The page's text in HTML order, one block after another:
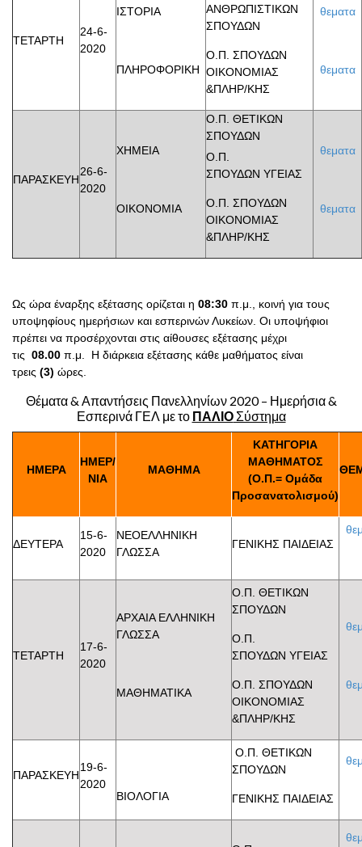
ΤΕΤΑΡΤΗ
24-6-
2020
ΙΣΤΟΡΙΑ
ΠΛΗΡΟΦΟΡΙΚΗ
ΑΝΘΡΩΠΙΣΤΙΚΩΝ
ΣΠΟΥΔΩΝ
Ο.Π. ΣΠΟΥΔΩΝ
ΟΙΚΟΝΟΜΙΑΣ
&ΠΛΗΡ/ΚΗΣ
θεματα
θεματα
ΠΑΡΑΣΚΕΥΗ
26-6-
2020
ΧΗΜΕΙΑ
ΟΙΚΟΝΟΜΙΑ
Ο.Π. ΘΕΤΙΚΩΝ
ΣΠΟΥΔΩΝ
Ο.Π.
ΣΠΟΥΔΩΝ ΥΓΕΙΑΣ
Ο.Π. ΣΠΟΥΔΩΝ
ΟΙΚΟΝΟΜΙΑΣ
&ΠΛΗΡ/ΚΗΣ
θεματα
θεματα
Ως ώρα έναρξης εξέτασης ορίζεται η 08:30 π.μ., κοινή για τους
υποψηφίους ημερήσιων και εσπερινών Λυκείων. Οι υποψήφιοι
πρέπει να προσέρχονται στις αίθουσες εξέτασης μέχρι
τις 08.00 π.μ. Η διάρκεια εξέτασης κάθε μαθήματος είναι
τρεις (3) ώρες.
Θέματα & Απαντήσεις Πανελληνίων 2020 – Ημερήσια &
Εσπερινά ΓΕΛ με το ΠΑΛΙΟΣύστημα
ΗΜΕΡΑ
ΗΜΕΡ/
ΝΙΑ
ΜΑΘΗΜΑ
ΚΑΤΗΓΟΡΙΑ
ΜΑΘΗΜΑΤΟΣ
(Ο.Π.= Ομάδα
Προσανατολισμού)
ΔΕΥΤΕΡΑ
15-6-
2020
ΝΕΟΕΛΛΗΝΙΚΗ
ΓΛΩΣΣΑ
ΓΕΝΙΚΗΣ ΠΑΙΔΕΙΑΣ
ΤΕΤΑΡΤΗ
17-6-
2020
ΑΡΧΑΙΑ ΕΛΛΗΝΙΚΗ
ΓΛΩΣΣΑ
ΜΑΘΗΜΑΤΙΚΑ
Ο.Π. ΘΕΤΙΚΩΝ
ΣΠΟΥΔΩΝ
Ο.Π.
ΣΠΟΥΔΩΝ ΥΓΕΙΑΣ
Ο.Π. ΣΠΟΥΔΩΝ
ΟΙΚΟΝΟΜΙΑΣ
&ΠΛΗΡ/ΚΗΣ
ΠΑΡΑΣΚΕΥΗ
19-6-
2020
ΒΙΟΛΟΓΙΑ
Ο.Π. ΘΕΤΙΚΩΝ
ΣΠΟΥΔΩΝ
ΓΕΝΙΚΗΣ ΠΑΙΔΕΙΑΣ